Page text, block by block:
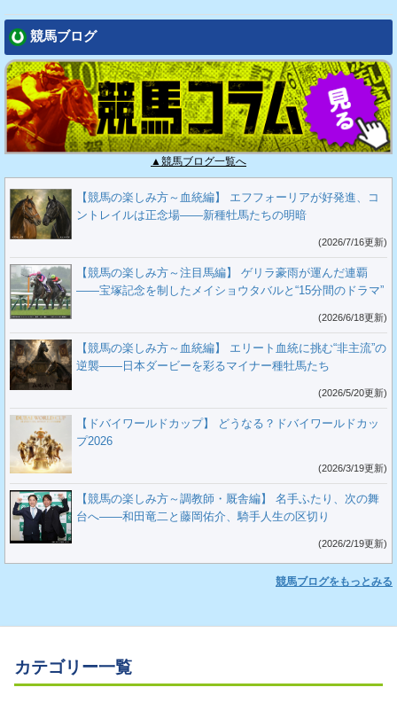
競馬ブログ
▲競馬ブログ一覧へ
【競馬の楽しみ方～血統編】 エフフォーリアが好発進、コ
ントレイルは正念場――新種牡馬たちの明暗
(2026/7/16更新)
【競馬の楽しみ方～注目馬編】 ゲリラ豪雨が運んだ連覇
――宝塚記念を制したメイショウタバルと“15分間のドラマ”
(2026/6/18更新)
【競馬の楽しみ方～血統編】 エリート血統に挑む“非主流”の
逆襲――日本ダービーを彩るマイナー種牡馬たち
(2026/5/20更新)
【ドバイワールドカップ】 どうなる？ドバイワールドカッ
プ2026
(2026/3/19更新)
【競馬の楽しみ方～調教師・厩舎編】 名手ふたり、次の舞
台へ――和田竜二と藤岡佑介、騎手人生の区切り
(2026/2/19更新)
競馬ブログをもっとみる
カテゴリー一覧